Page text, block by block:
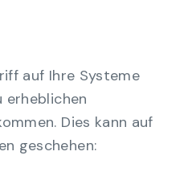
auf Ihre Systeme
erheblichen
Dies kann auf
geschehen: